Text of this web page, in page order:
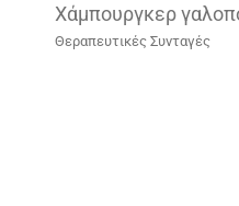
Χάμπουργκερ
Θεραπευτικές Συνταγές